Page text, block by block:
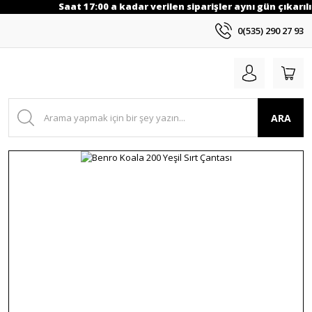
Saat 17:00 a kadar verilen siparişler aynı gün
0(535) 290 27 93
ARA